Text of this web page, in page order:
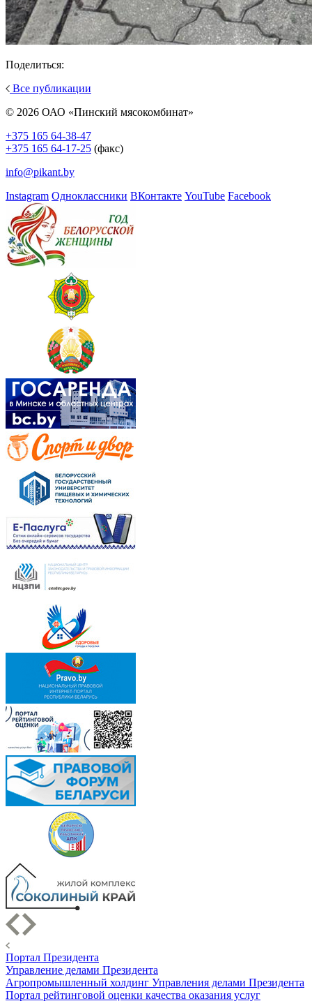
Поделиться:
Все публикации
© 2026 ОАО «Пинский мясокомбинат»
+375 165 64-38-47
+375 165 64-17-25 (факс)
info@pikant.by
Instagram Одноклассники ВКонтакте YouTube Facebook
Портал Президента
Управление делами Президента
Агропромышленный холдинг Управления делами Президента
Портал рейтинговой оценки качества оказания услуг